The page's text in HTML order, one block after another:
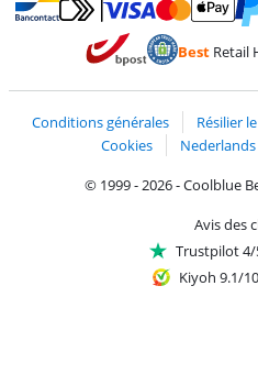
Payer avec Bancontact
Payer avec MasterCard et Visa
BestRetail
Conditions générales Résilier
Cookies
© 1999 - 2026 - Coolblue
Avis des
Trustpilot 4/
Kiyoh 9.1/10